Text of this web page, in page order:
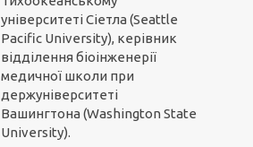
університеті Сіетла (Seattle
Pacific University), керівник
відділення біоінженерії
медичної школи при
держуніверситеті
Вашингтона (Washington State
University).